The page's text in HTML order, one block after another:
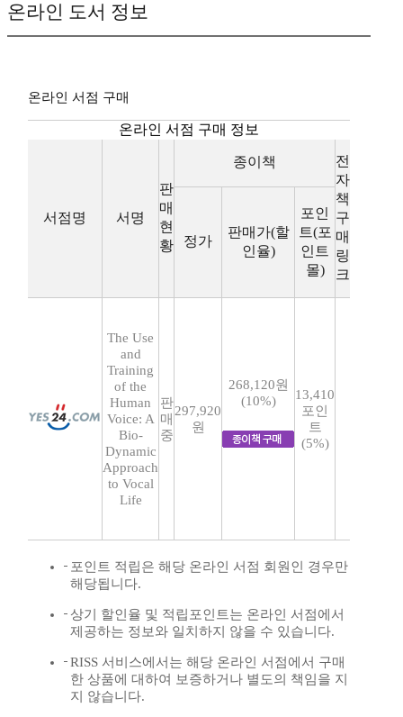
온라인 도서 정보
온라인 서점 구매
온라인 서점 구매 정보
서점명 서명
판
매
현
황
종이책
전
자
책
구
매
링
크
정가
판매가(할
인율)
포인
트(포
인트
몰)
The Use
and
Training
of the
Human
Voice: A
Bio-
Dynamic
Approach
to Vocal
Life
판
매
중
297,920
원
268,120원
(10%)
13,410
포인
트
(5%)
포인트 적립은 해당 온라인 서점 회원인 경우만
해당됩니다.
상기 할인율 및 적립포인트는 온라인 서점에서
제공하는 정보와 일치하지 않을 수 있습니다.
RISS 서비스에서는 해당 온라인 서점에서 구매
한 상품에 대하여 보증하거나 별도의 책임을 지
지 않습니다.